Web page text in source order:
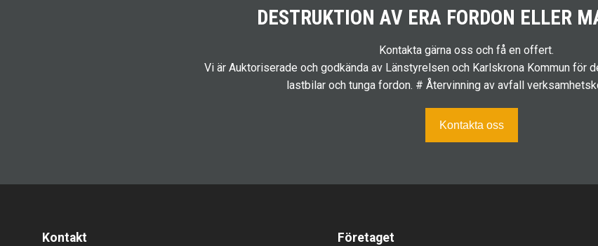
DESTRUKTION AV ERA FORDON ELLER
Kontakta gärna oss och få en offert.
Vi är Auktoriserade och godkända av Länstyrelsen och Karlskrona Kommun för
lastbilar och tunga fordon. # Återvinning av avfall
Kontakta oss
Kontakt Företaget